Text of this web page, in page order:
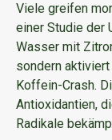
Viele greifen
einer Studie der
Wasser mit
sondern aktiviert
Koffein-Crash.
Antioxidantien,
Radikale